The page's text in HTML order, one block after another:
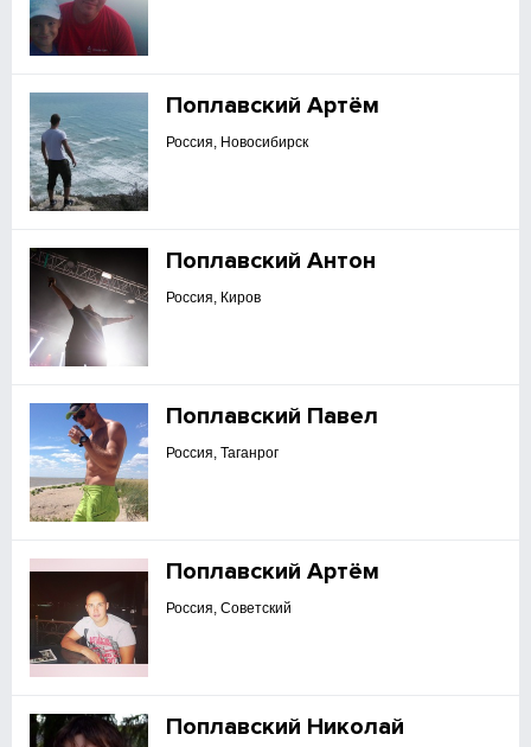
Поплавский Артём
Россия, Новосибирск
Поплавский Антон
Россия, Киров
Поплавский Павел
Россия, Таганрог
Поплавский Артём
Россия, Советский
Поплавский Николай